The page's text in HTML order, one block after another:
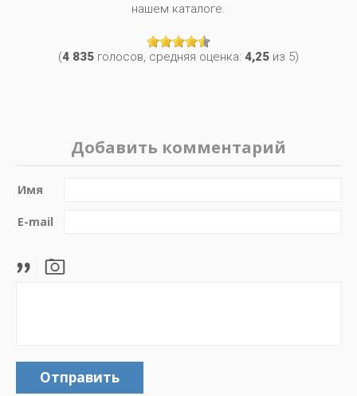
нашем каталоге.
(4 835 голосов, средняя оценка: 4,25 из 5)
Добавить комментарий
Имя
E-mail
Отправить